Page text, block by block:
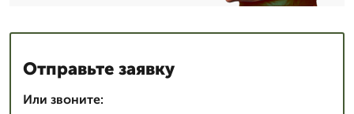
Отправьте заявку
Или звоните: